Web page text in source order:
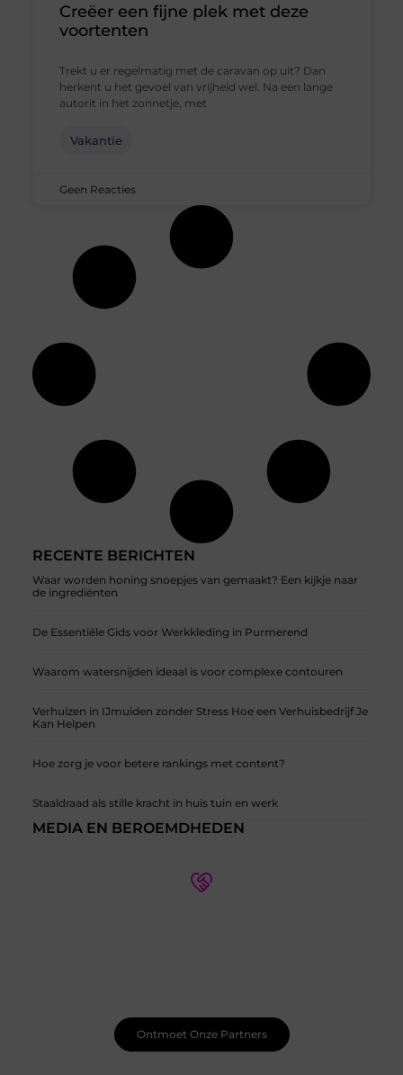
RECENTE BERICHTEN
Waar worden honing snoepjes van gemaakt? Een kijkje naar
de ingrediënten
De Essentiële Gids voor Werkkleding in Purmerend
Waarom watersnijden ideaal is voor complexe contouren
Verhuizen in IJmuiden zonder Stress Hoe een Verhuisbedrijf Je
Kan Helpen
Hoe zorg je voor betere rankings met content?
Staaldraad als stille kracht in huis tuin en werk
MEDIA EN BEROEMDHEDEN
Ontmoet Onze Partners
Creëer een fijne plek met deze
voortenten
Trekt u er regelmatig met de caravan op uit? Dan
herkent u het gevoel van vrijheid wel. Na een lange
autorit in het zonnetje, met
Vakantie
Geen Reacties